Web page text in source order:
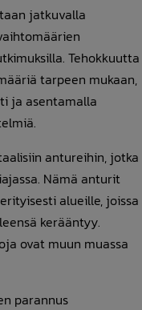
jatkuvalla
Tehokkuutta
tarpeen mukaan,
ja asentamalla
antureihin, jotka
Nämä anturit
alueille, joissa
kerääntyy.
ovat muun muassa
parannus